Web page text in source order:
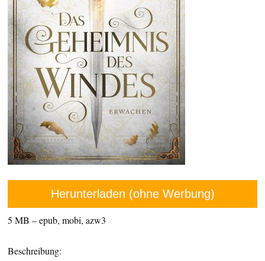
Herunterladen (ohne Werbung)
5 MB – epub, mobi, azw3
Beschreibung: